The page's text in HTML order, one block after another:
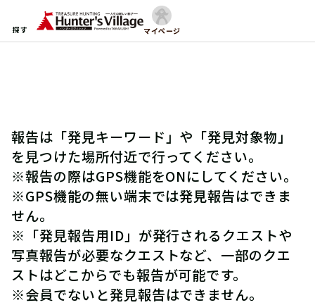
探す マイページ
報告は「発見キーワード」や「発見対象物」
を見つけた場所付近で行ってください。
※報告の際はGPS機能をONにしてください。
※GPS機能の無い端末では発見報告はできま
せん。
※「発見報告用ID」が発行されるクエストや
写真報告が必要なクエストなど、一部のクエ
ストはどこからでも報告が可能です。
※会員でないと発見報告はできません。